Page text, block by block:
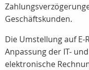
Geschäftskunden.
Die Umstellung auf
Anpassung der IT-
elektronische